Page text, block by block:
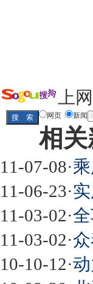
上
网页 新闻
相关
11-07-08·
11-06-23·
11-03-02·
11-03-02·
10-10-12·